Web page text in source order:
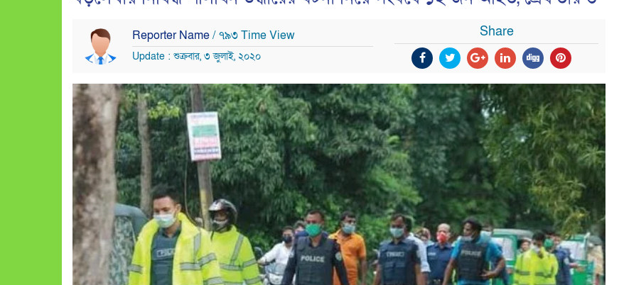
Reporter Name/ ৭৯৩ Time View
Update : শুক্রবার, ৩ জুলাই, ২০২০
Share